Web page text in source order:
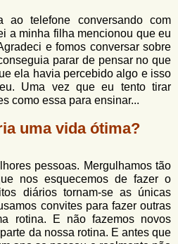
ao telefone conversando com
a minha filha mencionou que eu
e fomos conversar sobre
parar de pensar no que
ela havia percebido algo e isso
Uma vez que eu tento tirar
como essa para ensinar...
uma vida ótima?
pessoas. Mergulhamos tão
nos esquecemos de fazer o
diários tornam-se as únicas
convites para fazer outras
rotina. E não fazemos novos
da nossa rotina. E antes que